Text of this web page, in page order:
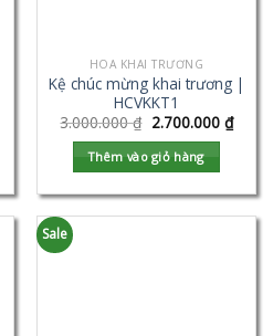
HOA KHAI TRƯƠNG
Kệ chúc mừng khai trương |
HCVKKT1
3.000.000₫ 2.700.000 ₫
Thêm vào giỏ hàng
Sale